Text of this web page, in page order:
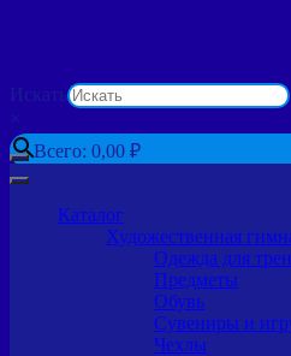
Искать
×
Всего: 0,00 ₽
Каталог
Художественная
Одежда для
Предметы
Обувь
Сувениры и
Чехлы